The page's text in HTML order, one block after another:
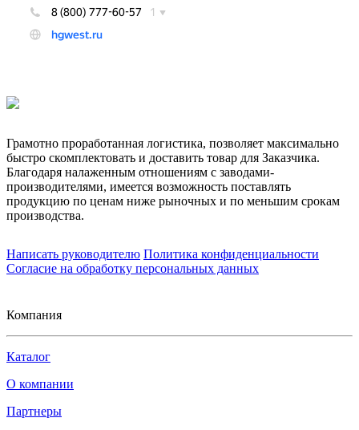
Грамотно проработанная логистика, позволяет максимально
быстро скомплектовать и доставить товар для Заказчика.
Благодаря налаженным отношениям с заводами-
производителями, имеется возможность поставлять
продукцию по ценам ниже рыночных и по меньшим срокам
производства.
Написать руководителю Политика конфиденциальности
Согласие на обработку персональных данных
Компания
Каталог
О компании
Партнеры